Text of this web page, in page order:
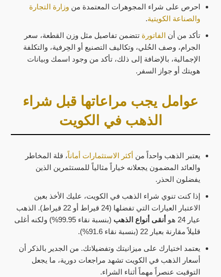
احرص على شراء المجوهرات المعتمدة من وزارة التجارة
والصناعة الكويتية.
تأكد من أن الفاتورة تتضمن تفاصيل مثل وزن القطعة، سعر
الجرام، وصف الحُلي، وتكاليف التصنيع أو الحِرفية، والتكلفة
الإجمالية، بالإضافة إلى ذلك، تأكد من وجود اسمك وبيانات
هويتك أو جواز السفر.
عوامل يجب مراعاتها قبل شراء
الذهب في الكويت
يعتبر الذهب واحداً من أكثر الاستثمارات أماناً، قلة المخاطر
والعائد المضمون يجعلانه خياراً مثالياً للمستثمرين الذين
يفضلون الحذر.
إذا كنت تنوي شراء الذهب في الكويت، عليك الأخذ بعين
الاعتبار العيارات التي تفضلها (24 قيراط أو 22 قيراط). الذهب
عيار 24 هو
أنقى أنواع الذهب
(بنسبة نقاء 99.95%) ولكنه أغلى
قليلاً مقارنة بعيار 22 (بنسبة نقاء 91.6%).
يعتمد اختيارك على ميزانيتك وتفضيلاتك. من الجدير بالذكر أن
أسعار الذهب في الكويت تشهد مراجعات دورية، ما يجعل
التوقيت عنصراً مهماً أثناء الشراء.